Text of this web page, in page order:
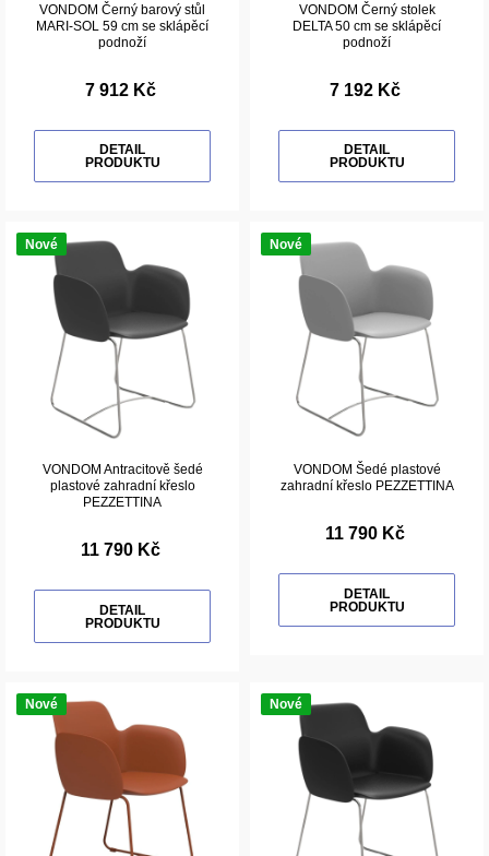
VONDOM Černý barový stůl
MARI-SOL 59 cm se sklápěcí
podnoží
7 912 Kč
DETAIL
PRODUKTU
VONDOM Černý stolek
DELTA 50 cm se sklápěcí
podnoží
7 192 Kč
DETAIL
PRODUKTU
Nové
VONDOM Antracitově šedé
plastové zahradní křeslo
PEZZETTINA
11 790 Kč
DETAIL
PRODUKTU
Nové
VONDOM Šedé plastové
zahradní křeslo PEZZETTINA
11 790 Kč
DETAIL
PRODUKTU
Nové Nové